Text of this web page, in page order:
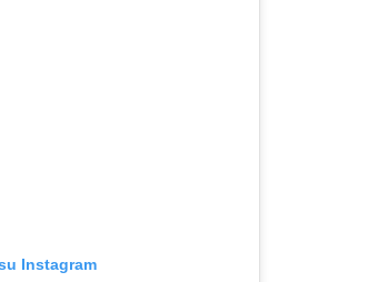
Instagram